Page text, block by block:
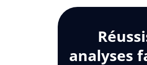
analyses